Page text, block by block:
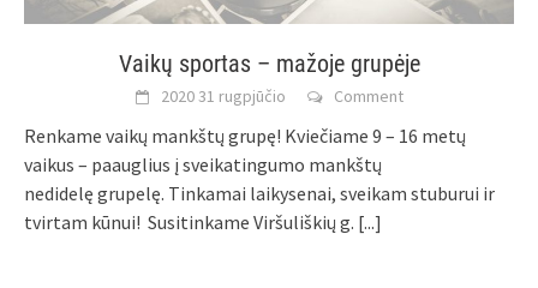
Vaikų sportas – mažoje grupėje
2020 31 rugpjūčio Comment
Renkame vaikų mankštų grupę! Kviečiame 9 – 16 metų
vaikus – paauglius į sveikatingumo mankštų
nedidelę grupelę. Tinkamai laikysenai, sveikam stuburui ir
tvirtam kūnui! Susitinkame Viršuliškių g. [...]